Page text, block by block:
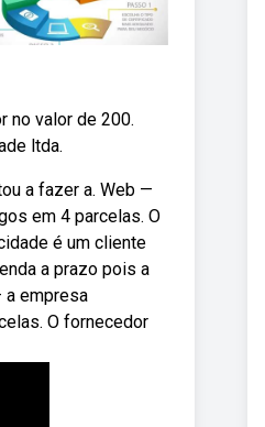
no valor de 200.
ltda.
a fazer a. Web —
em 4 parcelas. O
é um cliente
a prazo pois a
a empresa
O fornecedor